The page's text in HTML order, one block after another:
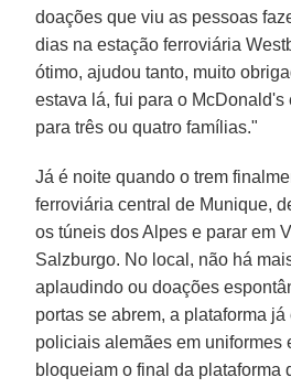
doações que viu as pessoas
dias na estação ferroviária
ótimo, ajudou tanto, muito
estava lá, fui para o McDonald's
para três ou quatro famílias."
Já é noite quando o trem
ferroviária central de Munique,
os túneis dos Alpes e parar em
Salzburgo. No local, não há
aplaudindo ou doações
portas se abrem, a plataforma
policiais alemães em uniformes
bloqueiam o final da plataforma